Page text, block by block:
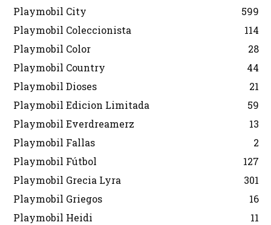
Playmobil City
599
Playmobil Coleccionista
114
Playmobil Color
28
Playmobil Country
44
Playmobil Dioses
21
Playmobil Edicion Limitada
59
Playmobil Everdreamerz
13
Playmobil Fallas
2
Playmobil Fútbol
127
Playmobil Grecia Lyra
301
Playmobil Griegos
16
Playmobil Heidi
11